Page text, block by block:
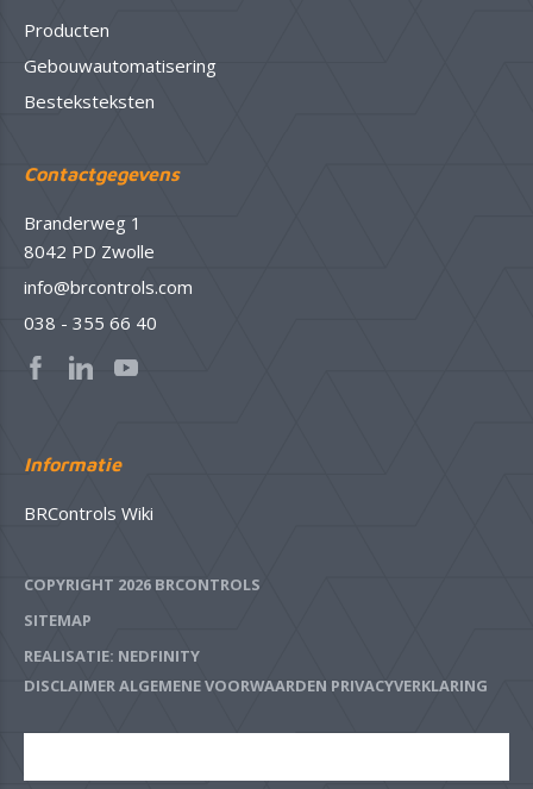
Producten
Gebouwautomatisering
Besteksteksten
Contactgegevens
Branderweg 1
8042 PD Zwolle
info@brcontrols.com
038 - 355 66 40
Informatie
BRControls Wiki
COPYRIGHT 2026 BRCONTROLS
SITEMAP
REALISATIE: NEDFINITY
DISCLAIMER ALGEMENE VOORWAARDEN PRIVACYVERKLARING